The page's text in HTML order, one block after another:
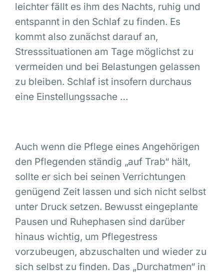
leichter fällt es ihm des Nachts, ruhig und
entspannt in den Schlaf zu finden. Es
kommt also zunächst darauf an,
Stresssituationen am Tage möglichst zu
vermeiden und bei Belastungen gelassen
zu bleiben. Schlaf ist insofern durchaus
eine Einstellungssache …
Auch wenn die Pflege eines Angehörigen
den Pflegenden ständig „auf Trab“ hält,
sollte er sich bei seinen Verrichtungen
genügend Zeit lassen und sich nicht selbst
unter Druck setzen. Bewusst eingeplante
Pausen und Ruhephasen sind darüber
hinaus wichtig, um Pflegestress
vorzubeugen, abzuschalten und wieder zu
sich selbst zu finden. Das „Durchatmen“ in